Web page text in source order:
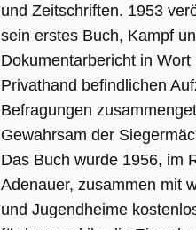
und Zeitschriften. 1953
sein erstes Buch, Kampf
Dokumentarbericht in
Privathand befindlichen
Befragungen
Gewahrsam der
Das Buch wurde 1956, im
Adenauer, zusammen mit
und Jugendheime